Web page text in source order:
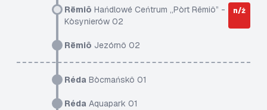
Rëmiô Hańdlowé Ceńtrum „Pòrt Rëmiô” -
Kòsynierów 02
n/ż
Rëmiô Jezórnô 02
Réda Bòcmańskô 01
Réda Aquapark 01